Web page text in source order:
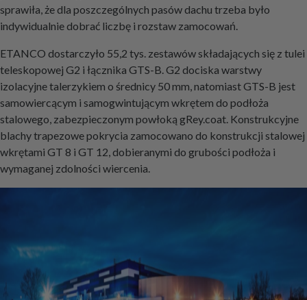
sprawiła, że dla poszczególnych pasów dachu trzeba było
indywidualnie dobrać liczbę i rozstaw zamocowań.
ETANCO dostarczyło 55,2 tys. zestawów składających się z tulei
teleskopowej G2 i łącznika GTS-B. G2 dociska warstwy
izolacyjne talerzykiem o średnicy 50 mm, natomiast GTS-B jest
samowiercącym i samogwintującym wkrętem do podłoża
stalowego, zabezpieczonym powłoką gRey.coat. Konstrukcyjne
blachy trapezowe pokrycia zamocowano do konstrukcji stalowej
wkrętami GT 8 i GT 12, dobieranymi do grubości podłoża i
wymaganej zdolności wiercenia.